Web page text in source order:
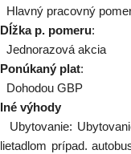
Hlavný pracovný
Dĺžka p. pomeru:
Jednorazová akcia
Ponúkaný plat:
Dohodou GBP
Iné výhody
Ubytovanie:
lietadlom prípad.